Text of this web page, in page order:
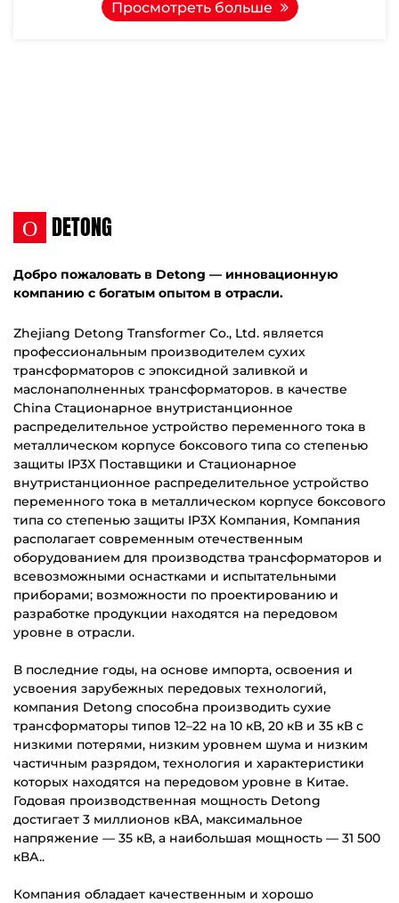
Просмотреть больше
О DETONG
Добро пожаловать в Detong — инновационную
компанию с богатым опытом в отрасли.
Zhejiang Detong Transformer Co., Ltd. является
профессиональным производителем сухих
трансформаторов с эпоксидной заливкой и
маслонаполненных трансформаторов. в качестве
China Стационарное внутристанционное
распределительное устройство переменного тока в
металлическом корпусе боксового типа со степенью
защиты IP3X Поставщики и Стационарное
внутристанционное распределительное устройство
переменного тока в металлическом корпусе боксового
типа со степенью защиты IP3X Компания, Компания
располагает современным отечественным
оборудованием для производства трансформаторов и
всевозможными оснастками и испытательными
приборами; возможности по проектированию и
разработке продукции находятся на передовом
уровне в отрасли.
В последние годы, на основе импорта, освоения и
усвоения зарубежных передовых технологий,
компания Detong способна производить сухие
трансформаторы типов 12–22 на 10 кВ, 20 кВ и 35 кВ с
низкими потерями, низким уровнем шума и низким
частичным разрядом, технология и характеристики
которых находятся на передовом уровне в Китае.
Годовая производственная мощность Detong
достигает 3 миллионов кВА, максимальное
напряжение — 35 кВ, а наибольшая мощность — 31 500
кВА..
Компания обладает качественным и хорошо